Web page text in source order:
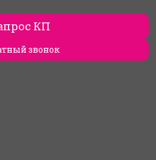
КП
звонок